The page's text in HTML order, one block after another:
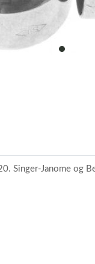
item
Singer-Janome og